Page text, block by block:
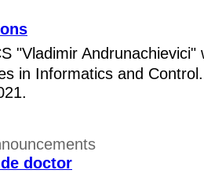
"Vladimir Andrunachievici"
in Informatics and
doctor